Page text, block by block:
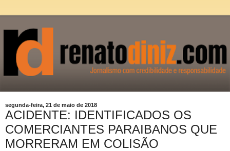
segunda-feira, 21 de maio de 2018
ACIDENTE: IDENTIFICADOS OS
COMERCIANTES PARAIBANOS QUE
MORRERAM EM COLISÃO